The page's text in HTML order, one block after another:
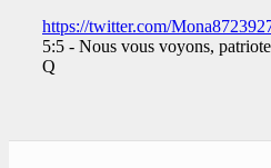
https://twitter.com/
5:5 - Nous vous voyons,
Q